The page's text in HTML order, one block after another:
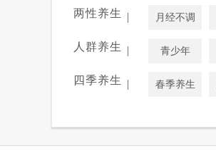
两性养生 | 月经不调
人群养生 | 青少年
四季养生 | 春季养生